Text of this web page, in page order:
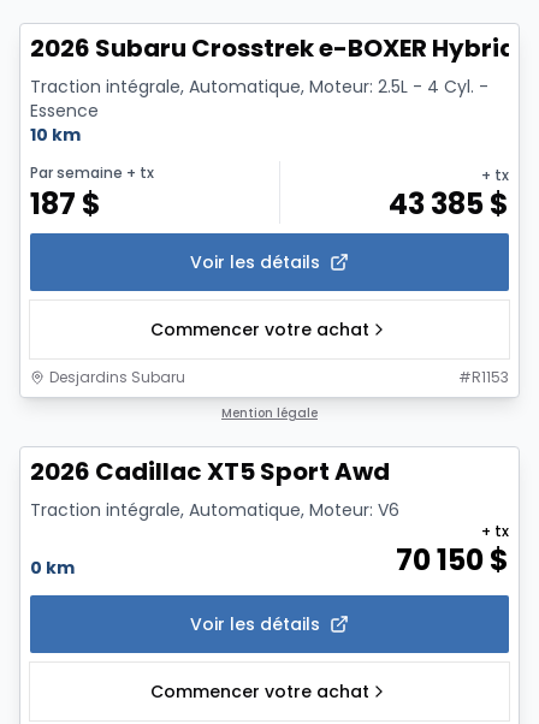
2026 Subaru Crosstrek e-BOXER
Traction intégrale, Automatique, Moteur: 2.5L - 4 Cyl. -
Essence
10 km
Par semaine + tx
187 $
+ tx
43 385$
Voir les détails
Commencer votre achat
Desjardins Subaru #R1153
Mention légale
2026 Cadillac XT5 Sport Awd
Traction intégrale, Automatique, Moteur: V6
0 km 70 150$
+ tx
Voir les détails
Commencer votre achat